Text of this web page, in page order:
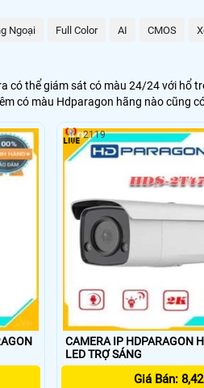
sát vườn cây ăn trái yêu cầu ngày
trong quá trình sử dụng. 😱
Ngoại Full Color AI CMOS
có thể giám sát có màu 24/24 với hổ
có màu Hdparagon hãng nào cũng
CAMERA IP HDPARAGON
LED TRỢ SÁNG
Giá Bán:
2119